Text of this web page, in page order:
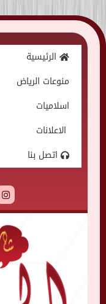
Skip
to
الرئيسية
منوعات الرياض
اسلاميات
الاعلانات
اتصل بنا